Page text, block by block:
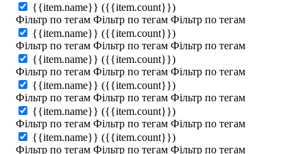
{{item.name}} ({{item.count}})
Фільтр по тегам Фільтр по тегам Фільтр по тегам
{{item.name}} ({{item.count}})
Фільтр по тегам Фільтр по тегам Фільтр по тегам
{{item.name}} ({{item.count}})
Фільтр по тегам Фільтр по тегам Фільтр по тегам
{{item.name}} ({{item.count}})
Фільтр по тегам Фільтр по тегам Фільтр по тегам
{{item.name}} ({{item.count}})
Фільтр по тегам Фільтр по тегам Фільтр по тегам
{{item.name}} ({{item.count}})
Фільтр по тегам Фільтр по тегам Фільтр по тегам